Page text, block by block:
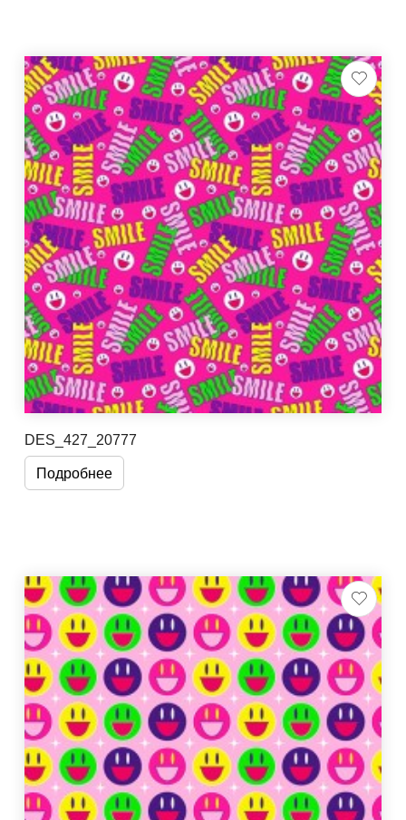
DES_427_20777
Подробнее